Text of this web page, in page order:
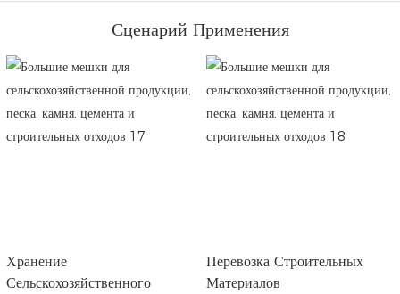
Сценарий Применения
Хранение
Сельскохозяйственного
Перевозка Строительных
Материалов